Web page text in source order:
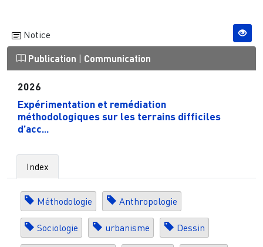
Notice
Publication | Communication
2026
Expérimentation et remédiation
méthodologiques sur les terrains difficiles
d’acc...
Index
Méthodologie Anthropologie
Sociologie urbanisme Dessin